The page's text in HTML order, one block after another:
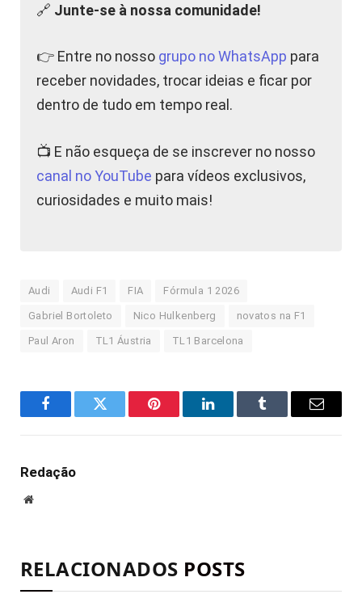
🔗 Junte-se à nossa comunidade!
👉 Entre no nosso grupo no WhatsApp para
receber novidades, trocar ideias e ficar por
dentro de tudo em tempo real.
📺 E não esqueça de se inscrever no nosso
canal no YouTube para vídeos exclusivos,
curiosidades e muito mais!
Audi Audi F1 FIA Fórmula 1 2026
Gabriel Bortoleto Nico Hulkenberg novatos na F1
Paul Aron TL1 Áustria TL1 Barcelona
FacebookTwitter Pinterest LinkedInTumblr
E-
Redação
Site
RELACIONADOS POSTS